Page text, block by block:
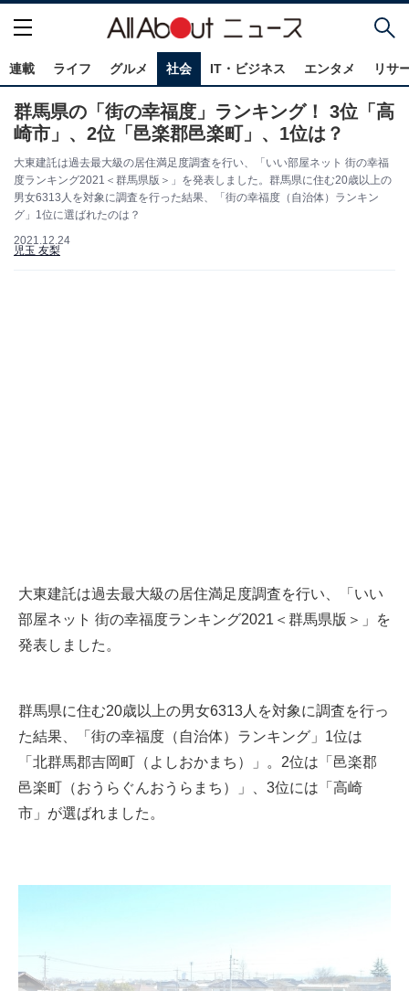
連載 ライフ グルメ 社会 IT・ビジネス エンタメ リサ
群馬県の「街の幸福度」ランキング！ 3位「高
崎市」、2位「邑楽郡邑楽町」、1位は？
大東建託は過去最大級の居住満足度調査を行い、「いい部屋ネット 街の幸福
度ランキング2021＜群馬県版＞」を発表しました。群馬県に住む20歳以上の
男女6313人を対象に調査を行った結果、「街の幸福度（自治体）ランキン
グ」1位に選ばれたのは？
2021.12.24
児玉 友梨
大東建託は過去最大級の居住満足度調査を行い、「いい
部屋ネット 街の幸福度ランキング2021＜群馬県版＞」を
発表しました。
群馬県に住む20歳以上の男女6313人を対象に調査を行っ
た結果、「街の幸福度（自治体）ランキング」1位は
「北群馬郡吉岡町（よしおかまち）」。2位は「邑楽郡
邑楽町（おうらぐんおうらまち）」、3位には「高崎
市」が選ばれました。